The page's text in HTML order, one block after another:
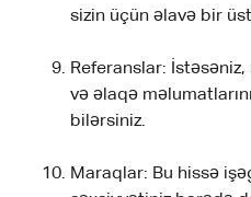
sizin üçün əlavə bir
Referanslar:
və əlaqə
bilərsiniz.
Maraqlar: Bu hissə